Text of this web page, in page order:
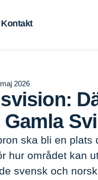
Kontakt
vid Gamla
2026
ska bli en
hur området kan
svensk och